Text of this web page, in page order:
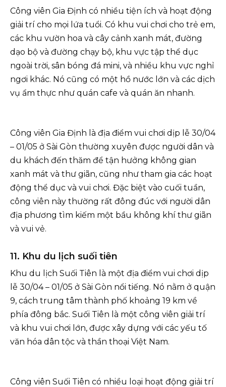
Công viên Gia Định có nhiều tiện ích và hoạt động
giải trí cho mọi lứa tuổi. Có khu vui chơi cho trẻ em,
các khu vườn hoa và cây cảnh xanh mát, đường
dạo bộ và đường chạy bộ, khu vực tập thể dục
ngoài trời, sân bóng đá mini, và nhiều khu vực nghỉ
ngơi khác. Nó cũng có một hồ nước lớn và các dịch
vụ ẩm thực như quán cafe và quán ăn nhanh.
Công viên Gia Định là địa điểm vui chơi dịp lễ 30/04
– 01/05 ở Sài Gòn thường xuyên được người dân và
du khách đến thăm để tận hưởng không gian
xanh mát và thư giãn, cũng như tham gia các hoạt
động thể dục và vui chơi. Đặc biệt vào cuối tuần,
công viên này thường rất đông đúc với người dân
địa phương tìm kiếm một bầu không khí thư giãn
và vui vẻ.
11. Khu du lịch suối tiên
Khu du lịch Suối Tiên là một địa điểm vui chơi dịp
lễ 30/04 – 01/05 ở Sài Gòn nổi tiếng. Nó nằm ở quận
9, cách trung tâm thành phố khoảng 19 km về
phía đông bắc. Suối Tiên là một công viên giải trí
và khu vui chơi lớn, được xây dựng với các yếu tố
văn hóa dân tộc và thần thoại Việt Nam.
Công viên Suối Tiên có nhiều loại hoạt động giải trí